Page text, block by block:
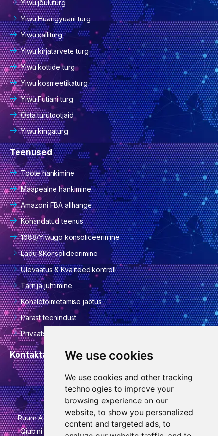
We use cookies
We use cookies and other tracking
technologies to improve your
browsing experience on our
website, to show you personalized
content and targeted ads, to
Yiwu jõuluturg
Yiwu Huangyuani turg
Yiwu salliturg
Yiwu kirjatarvete turg
Yiwu kottide turg
Yiwu kosmeetikaturg
Yiwu Futiani turg
Osta turutootjaid
Yiwu kingaturg
Teenused
Toote hankimine
Maapealne hankimine
Amazoni FBA allhange
Kohandatud teenus
1688/Yiwugo konsolideerimine
Ladu &Konsolideerimine
Ülevaatus & Kvaliteedikontroll
Tarnija juhtimine
Kohaletoimetamise jaotus
Pärast teenindust
Privaatsuspoliitika
Kontaktandmed
info@goodcansourcing.com
Ruum A-4-420, 4. korrus, hoone 1, nr 778, Jinfani tänav,
Qiubini tänav, Wuchengi piirkond, Jinhua linn, Zhejiangi